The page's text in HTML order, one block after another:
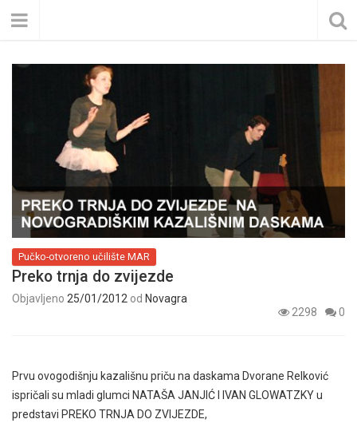
Pučko-otvoreno učilište MAR
Preko trnja do zvijezde
Objavljeno 25/01/2012 od Novagra
2298
0
Prvu ovogodišnju kazališnu priču na daskama Dvorane Relković
ispričali su mladi glumci NATAŠA JANJIĆ I IVAN GLOWATZKY u
predstavi PREKO TRNJA DO ZVIJEZDE,